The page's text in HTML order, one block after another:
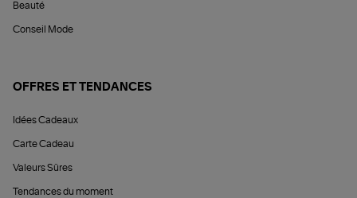
Beauté
Conseil Mode
OFFRES ET TENDANCES
Idées Cadeaux
Carte Cadeau
Valeurs Sûres
Tendances du moment